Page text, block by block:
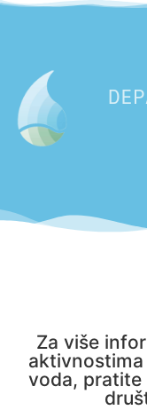
Za više
voda, pratite